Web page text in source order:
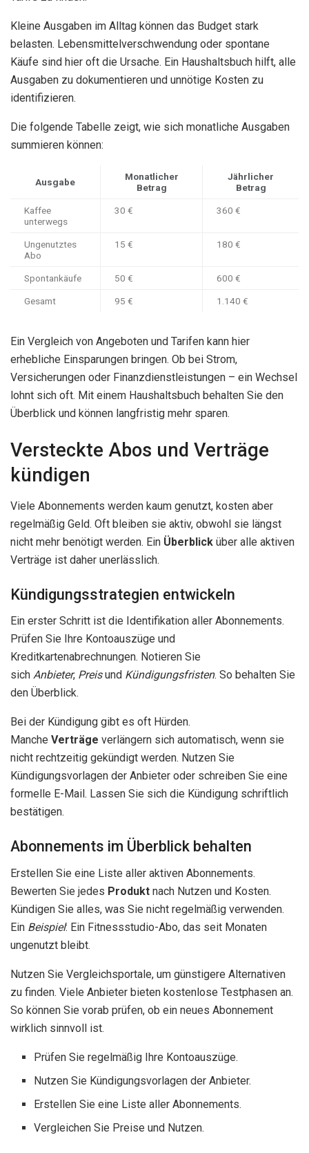
Kleine Ausgaben im Alltag können das Budget stark
belasten. Lebensmittelverschwendung oder spontane
Käufe sind hier oft die Ursache. Ein Haushaltsbuch hilft, alle
Ausgaben zu dokumentieren und unnötige Kosten zu
identifizieren.
Die folgende Tabelle zeigt, wie sich monatliche Ausgaben
summieren können:
Ausgabe
Monatlicher
Betrag
Jährlicher
Betrag
Kaffee
unterwegs
30 € 360 €
Ungenutztes
Abo
15 € 180 €
Spontankäufe 50 € 600 €
Gesamt 95 € 1.140 €
Ein Vergleich von Angeboten und Tarifen kann hier
erhebliche Einsparungen bringen. Ob bei Strom,
Versicherungen oder Finanzdienstleistungen – ein Wechsel
lohnt sich oft. Mit einem Haushaltsbuch behalten Sie den
Überblick und können langfristig mehr sparen.
Versteckte Abos und Verträge
kündigen
Viele Abonnements werden kaum genutzt, kosten aber
regelmäßig Geld. Oft bleiben sie aktiv, obwohl sie längst
nicht mehr benötigt werden. Ein Überblick über alle aktiven
Verträge ist daher unerlässlich.
Kündigungsstrategien entwickeln
Ein erster Schritt ist die Identifikation aller Abonnements.
Prüfen Sie Ihre Kontoauszüge und
Kreditkartenabrechnungen. Notieren Sie
sich Anbieter, Preisund Kündigungsfristen. So behalten Sie
den Überblick.
Bei der Kündigung gibt es oft Hürden.
Manche Verträge verlängern sich automatisch, wenn sie
nicht rechtzeitig gekündigt werden. Nutzen Sie
Kündigungsvorlagen der Anbieter oder schreiben Sie eine
formelle E-Mail. Lassen Sie sich die Kündigung schriftlich
bestätigen.
Abonnements im Überblick behalten
Erstellen Sie eine Liste aller aktiven Abonnements.
Bewerten Sie jedes Produkt nach Nutzen und Kosten.
Kündigen Sie alles, was Sie nicht regelmäßig verwenden.
Ein Beispiel: Ein Fitnessstudio-Abo, das seit Monaten
ungenutzt bleibt.
Nutzen Sie Vergleichsportale, um günstigere Alternativen
zu finden. Viele Anbieter bieten kostenlose Testphasen an.
So können Sie vorab prüfen, ob ein neues Abonnement
wirklich sinnvoll ist.
Prüfen Sie regelmäßig Ihre Kontoauszüge.
Nutzen Sie Kündigungsvorlagen der Anbieter.
Erstellen Sie eine Liste aller Abonnements.
Vergleichen Sie Preise und Nutzen.